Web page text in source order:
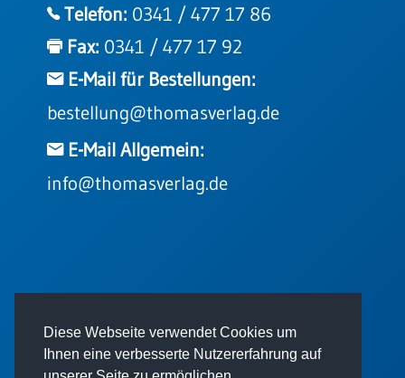
Diese Webseite verwendet Cookies um
Ihnen eine verbesserte Nutzererfahrung auf
Telefon: 0341 / 477 17 86
Fax: 0341 / 477 17 92
E-Mail für Bestellungen:
bestellung@thomasverlag.de
E-Mail Allgemein:
info@thomasverlag.de